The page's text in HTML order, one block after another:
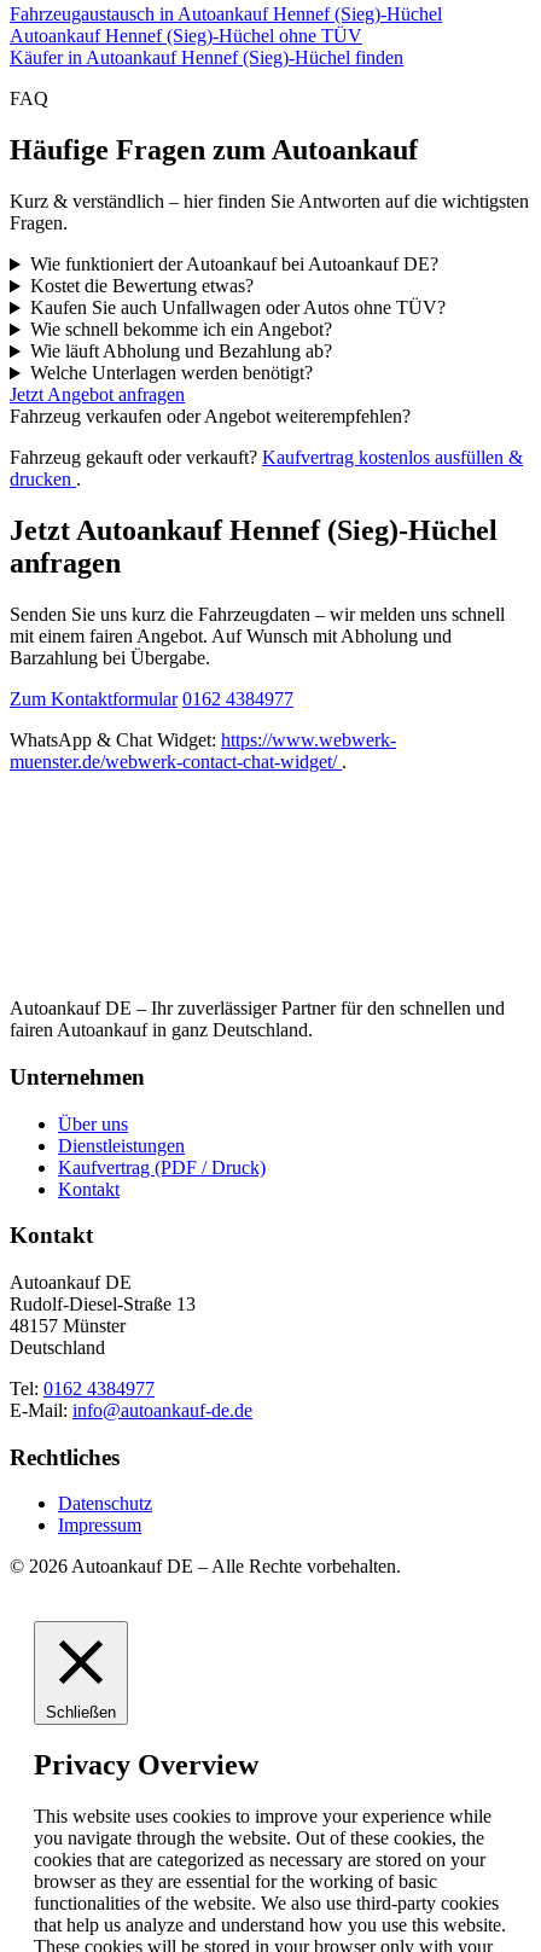
Fahrzeugaustausch in Autoankauf Hennef (Sieg)-Hüchel
Autoankauf Hennef (Sieg)-Hüchel ohne TÜV
Käufer in Autoankauf Hennef (Sieg)-Hüchel finden
FAQ
Häufige Fragen zum Autoankauf
Kurz & verständlich – hier finden Sie Antworten auf die wichtigsten
Fragen.
Wie funktioniert der Autoankauf bei Autoankauf DE?
Kostet die Bewertung etwas?
Kaufen Sie auch Unfallwagen oder Autos ohne TÜV?
Wie schnell bekomme ich ein Angebot?
Wie läuft Abholung und Bezahlung ab?
Welche Unterlagen werden benötigt?
Jetzt Angebot anfragen
Fahrzeug verkaufen oder Angebot weiterempfehlen?
Fahrzeug gekauft oder verkauft? Kaufvertrag kostenlos ausfüllen &
drucken .
Jetzt Autoankauf Hennef (Sieg)-Hüchel
anfragen
Senden Sie uns kurz die Fahrzeugdaten – wir melden uns schnell
mit einem fairen Angebot. Auf Wunsch mit Abholung und
Barzahlung bei Übergabe.
Zum Kontaktformular 0162 4384977
WhatsApp & Chat Widget: https://www.webwerk-
muenster.de/webwerk-contact-chat-widget/ .
Autoankauf DE – Ihr zuverlässiger Partner für den schnellen und
fairen Autoankauf in ganz Deutschland.
Unternehmen
Über uns
Dienstleistungen
Kaufvertrag (PDF / Druck)
Kontakt
Kontakt
Autoankauf DE
Rudolf-Diesel-Straße 13
48157 Münster
Deutschland
Tel: 0162 4384977
E-Mail: info@autoankauf-de.de
Rechtliches
Datenschutz
Impressum
© 2026 Autoankauf DE – Alle Rechte vorbehalten.
Schließen
Privacy Overview
This website uses cookies to improve your experience while
you navigate through the website. Out of these cookies, the
cookies that are categorized as necessary are stored on your
browser as they are essential for the working of basic
functionalities of the website. We also use third-party cookies
that help us analyze and understand how you use this website.
These cookies will be stored in your browser only with your